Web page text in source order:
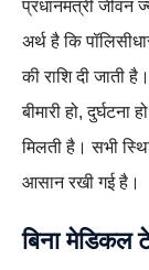
प्रधानमंत्री जीवन
अर्थ है कि
की राशि दी जाती
बीमारी हो, दुर्घटना
मिलती है। सभी
आसान रखी गई है।
बिना मेडिकल